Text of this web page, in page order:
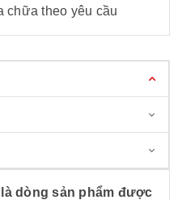
chữa theo yêu cầu
là dòng sản phẩm được